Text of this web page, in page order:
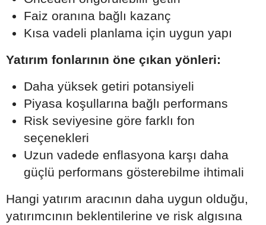
Faiz oranına bağlı kazanç
Kısa vadeli planlama için uygun yapı
Yatırım fonlarının öne çıkan yönleri:
Daha yüksek getiri potansiyeli
Piyasa koşullarına bağlı performans
Risk seviyesine göre farklı fon
seçenekleri
Uzun vadede enflasyona karşı daha
güçlü performans gösterebilme ihtimali
Hangi yatırım aracının daha uygun olduğu,
yatırımcının beklentilerine ve risk algısına